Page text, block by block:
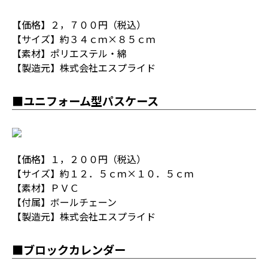
【価格】２，７００円（税込）
【サイズ】約３４ｃｍ×８５ｃｍ
【素材】ポリエステル・綿
【製造元】株式会社エスプライド
■ユニフォーム型パスケース
【価格】１，２００円（税込）
【サイズ】約１２．５ｃｍ×１０．５ｃｍ
【素材】ＰＶＣ
【付属】ボールチェーン
【製造元】株式会社エスプライド
■ブロックカレンダー